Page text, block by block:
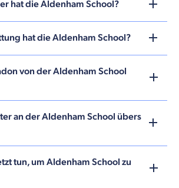
hat die Aldenham School?
hat die Aldenham School?
von der Aldenham School
an der Aldenham School übers
tun, um Aldenham School zu